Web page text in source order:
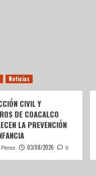
Noticias
CIVIL Y
DE COACALCO
LA PREVENCIÓN
Perez 03/08/2026 0